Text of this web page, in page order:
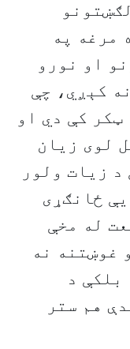
مرغه په
او نورو
کېږي، چې
ټکر کې دي او
لوی زیان
زیات ولور
ځانګړی
له مخې
غوښتنه نه
بلکې د
هم ستر